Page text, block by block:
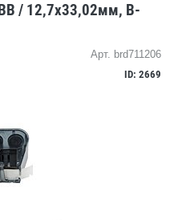
/ 12,7x33,02мм, B-
Арт. brd711206
ID: 2669